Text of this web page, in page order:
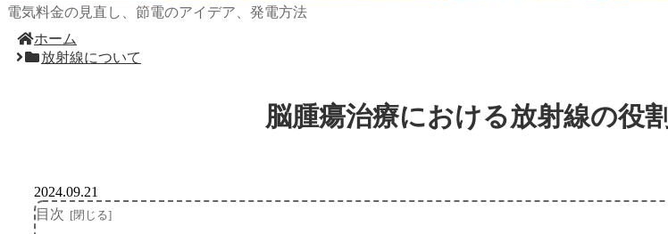
電気料金の見直し、節電のアイデア、発電方法
ホーム
放射線について
脳腫瘍治療における放射線の役割
2024.09.21
目次